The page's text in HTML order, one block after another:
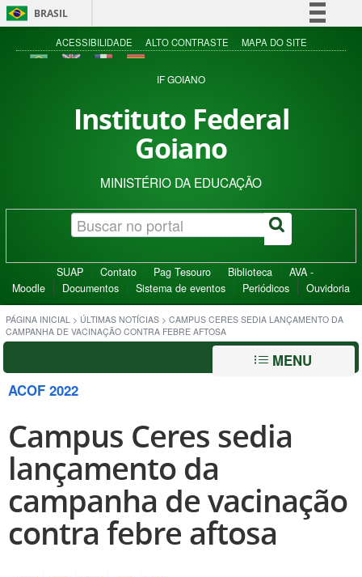
BRASIL
Simplifique!
Acesso à informação
ACESSIBILIDADE ALTO CONTRASTE MAPA DO SITE
IF GOIANO
Instituto Federal
Goiano
MINISTÉRIO DA EDUCAÇÃO
SUAP Contato Pag Tesouro Biblioteca
AVA -
Moodle
Documentos Sistema de eventos Periódicos Ouvidoria
PÁGINA INICIAL > ÚLTIMAS NOTÍCIAS > CAMPUS CERES SEDIA LANÇAMENTO DA
CAMPANHA DE VACINAÇÃO CONTRA FEBRE AFTOSA
MENU
ACOF 2022
Campus Ceres sedia
lançamento da
campanha de vacinação
contra febre aftosa